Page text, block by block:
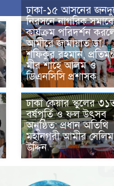
ঢাকা-১৫ আসনের
নিরসনে নাগরিক
কার্যক্রম পরিদর্শন
আমীরে জামায়াত ডা.
শফিকুর রহমান,
মীর শাহে আলম ও
ডিএনসিসি প্রশাসক
ঢাকা কেয়ার স্কুলের
বর্ষপূর্তি ও ফল উৎসব
অনুষ্ঠিত: প্রধান অতিথি
মহানগরী আমীর সেলিম
উদ্দিন